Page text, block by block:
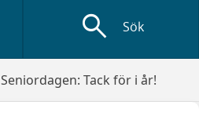
search Sök
Seniordagen: Tack för i år!